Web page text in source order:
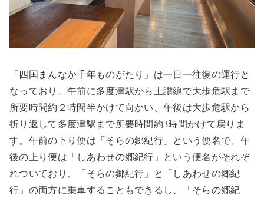
「四国まんなか千年ものがたり」は一日一往復の運行と
なっており、午前に多度津駅から土讃線で大歩危駅まで
所要時間約２時間半かけて向かい、午後は大歩危駅から
折り返して多度津駅まで所要時間約3時間かけて戻りま
す。午前の下り便は「そらの郷紀行」という便名で、午
後の上り便は「しあわせの郷紀行」という便名がそれぞ
れついており、「そらの郷紀行」と「しあわせの郷紀
行」の両方に乗車することもできるし、「そらの郷紀